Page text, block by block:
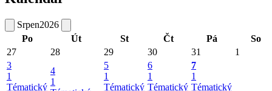
Srpen2026
Po
Út St Čt Pá
So
27
28 29 30 31
1
3
1
Tématický
4
1
5
1
Tématický
6
1
Tématický
7
1
Tématický